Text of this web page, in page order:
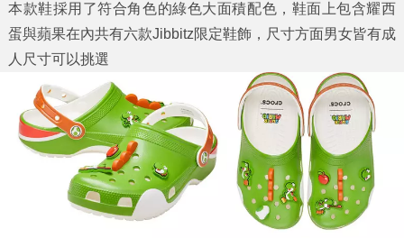
本款鞋採用了符合角色的綠色大面積配色，鞋面上包含耀西
蛋與蘋果在內共有六款Jibbitz限定鞋飾，尺寸方面男女皆有成
人尺寸可以挑選